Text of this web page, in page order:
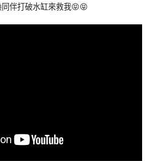
伴打破水缸來救我😝😝